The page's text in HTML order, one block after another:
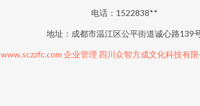
电话：1522838**
地址：成都市温江区公平街道诚心路139
www.sczzfc.com 企业管理 四川众智方成文化科技有限